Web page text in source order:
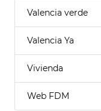
Valencia verde
Valencia Ya
Vivienda
Web FDM